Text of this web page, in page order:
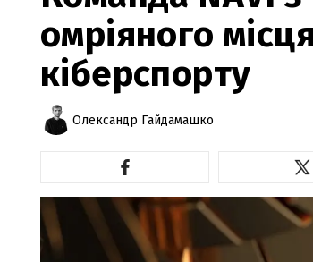
омріяного
кіберспорту
Олександр Гайдамашко